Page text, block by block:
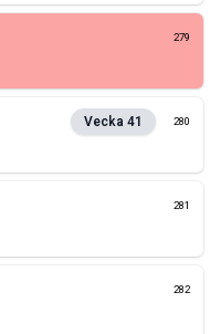
279
Vecka41 280
281
282